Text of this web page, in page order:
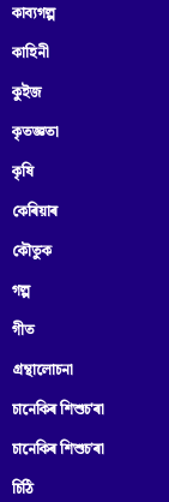
কাব্যগল্প
কাহিনী
কুইজ
কৃতজ্ঞতা
কৃষি
কেৰিয়াৰ
কৌতুক
গল্প
গীত
গ্ৰন্থালোচনা
চানেকিৰ শিশুচ'ৰা
চানেকিৰ শিশুচ’ৰা
চিঠি